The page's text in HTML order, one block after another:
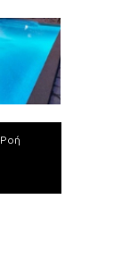
Ροή